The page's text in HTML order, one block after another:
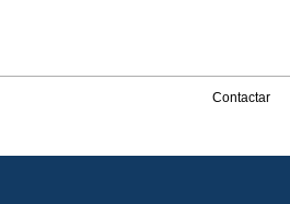
Contactar